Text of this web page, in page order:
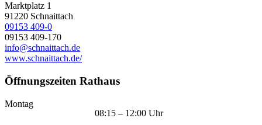
Marktplatz 1
91220 Schnaittach
09153 409-0
09153 409-170
info@schnaittach.de
www.schnaittach.de/
Öffnungszeiten Rathaus
Montag
08:15 – 12:00 Uhr